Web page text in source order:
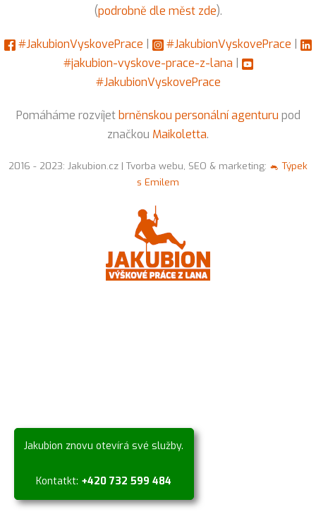
(podrobně dle měst zde).
#JakubionVyskovePrace #JakubionVyskovePrace
#jakubion-vyskove-prace-z-lana
#JakubionVyskovePrace
Pomáháme rozvíjet brněnskou personální agenturu pod
značkou Maikoletta.
2016 - 2023: Jakubion.cz | Tvorba webu, SEO & marketing: 🐁 Týpek
s Emilem
Jakubion znovu otevírá své služby.
Kontatkt: +420 732 599 484